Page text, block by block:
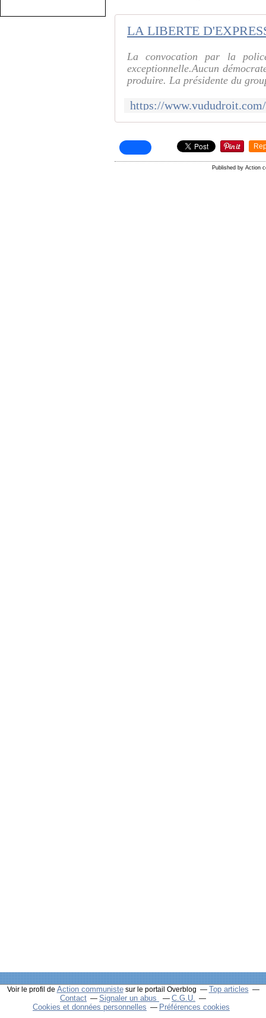
La convocation par la
exceptionnelle.Aucun
produire. La présidente du
Published by Action
Voir le profil de Action communistesur le portail Overblog
Top articles
Contact
Signaler un abus
C.G.U.
Cookies et données personnelles
Préférences cookies